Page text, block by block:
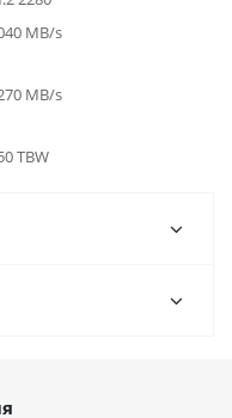
MB/s
MB/s
TBW